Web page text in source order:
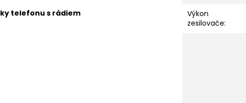
telefonu s rádiem
Výkon
zesilovače: